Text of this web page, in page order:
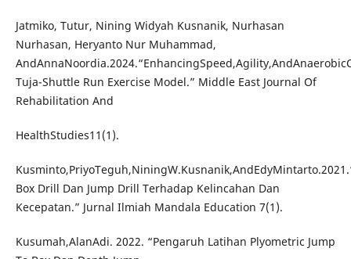
Jatmiko, Tutur, Nining Widyah Kusnanik, Nurhasan
Nurhasan, Heryanto Nur Muhammad,
Tuja-Shuttle Run Exercise Model.” Middle East Journal Of
Rehabilitation And
HealthStudies11(1).
Box Drill Dan Jump Drill Terhadap Kelincahan Dan
Kecepatan.” Jurnal Ilmiah Mandala Education 7(1).
Kusumah,AlanAdi. 2022. “Pengaruh Latihan Plyometric Jump